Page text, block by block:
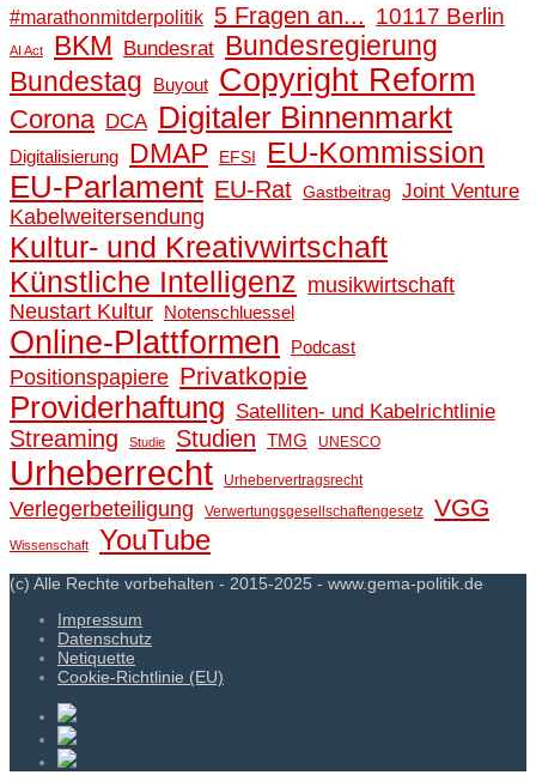
#marathonmitderpolitik 5 Fragen an... 10117 Berlin
AI Act BKM Bundesrat Bundesregierung
Bundestag
Buyout Copyright Reform
Corona DCA Digitaler Binnenmarkt
Digitalisierung DMAP EFSI EU-Kommission
EU-Parlament EU-Rat Gastbeitrag Joint Venture
Kabelweitersendung
Kultur- und Kreativwirtschaft
Künstliche Intelligenz musikwirtschaft
Neustart Kultur Notenschluessel
Online-Plattformen Podcast
Positionspapiere Privatkopie
Providerhaftung Satelliten- und Kabelrichtlinie
Streaming Studie Studien TMG UNESCO
Urheberrecht Urhebervertragsrecht
Verlegerbeteiligung Verwertungsgesellschaftengesetz VGG
Wissenschaft YouTube
(c) Alle Rechte vorbehalten - 2015-2025 - www.gema-politik.de
Impressum
Datenschutz
Netiquette
Cookie-Richtlinie (EU)